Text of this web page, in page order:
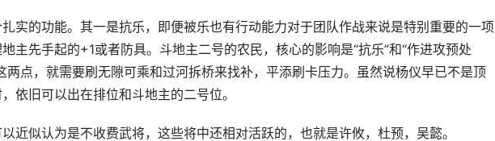
的功能。其一是抗乐，即便被乐也有行动能力对于团队作战来说是特别重要的一项
主先手起的+1或者防具。斗地主二号的农民，核心的影响是“抗乐”和“作进攻预处
两点，就需要刷无隙可乘和过河拆桥来找补，平添刷卡压力。虽然说杨仪早已不是顶
依旧可以出在排位和斗地主的二号位。
似认为是不收费武将，这些将中还相对活跃的，也就是许攸，杜预，吴懿。